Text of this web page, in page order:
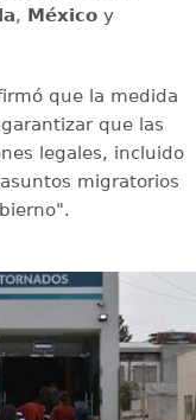
, Méxicoy
que la medida
que las
legales, incluido
migratorios